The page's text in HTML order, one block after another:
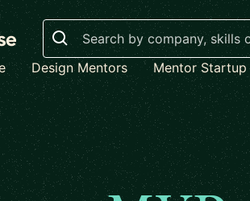
Search
Design Mentors Mentor Startup